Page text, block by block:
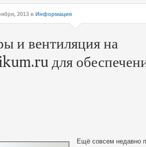
интересов клиентов
2013 в Информация
и вентиляция на
для
Ещё совсем недавно